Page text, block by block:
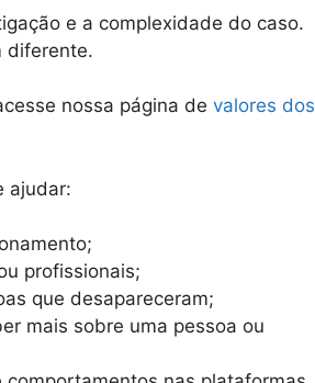
e a complexidade do caso.
diferente.
nossa página de valores dos
ajudar:
profissionais;
que desapareceram;
mais sobre uma pessoa ou